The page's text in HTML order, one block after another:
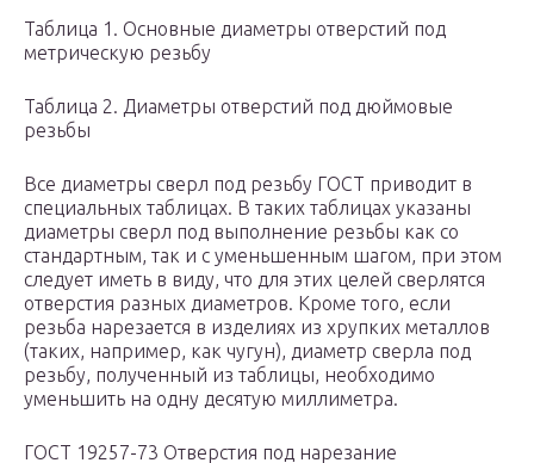
Таблица 1. Основные диаметры отверстий под
метрическую резьбу
Таблица 2. Диаметры отверстий под дюймовые
резьбы
Все диаметры сверл под резьбу ГОСТ приводит в
специальных таблицах. В таких таблицах указаны
диаметры сверл под выполнение резьбы как со
стандартным, так и с уменьшенным шагом, при этом
следует иметь в виду, что для этих целей сверлятся
отверстия разных диаметров. Кроме того, если
резьба нарезается в изделиях из хрупких металлов
(таких, например, как чугун), диаметр сверла под
резьбу, полученный из таблицы, необходимо
уменьшить на одну десятую миллиметра.
ГОСТ 19257-73 Отверстия под нарезание